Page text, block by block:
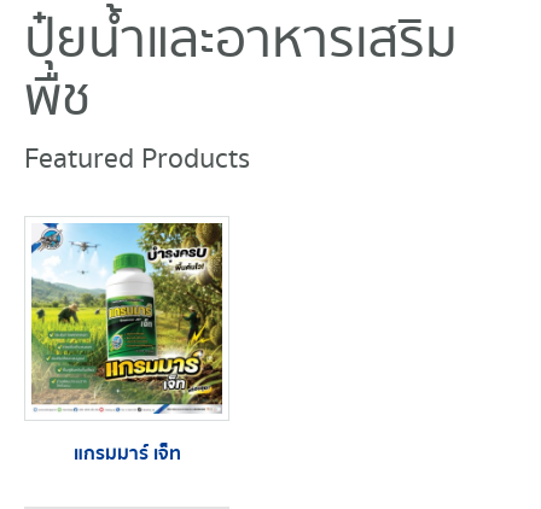
ปุ๋ยน้ำและอาหารเสริม
พืช
Featured Products
แกรมมาร์ เจ็ท